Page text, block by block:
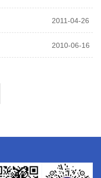
2011-04-26
2010-06-16